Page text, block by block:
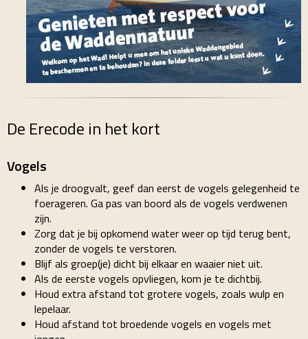
De Erecode in het kort
Vogels
Als je droogvalt, geef dan eerst de vogels gelegenheid te
foerageren. Ga pas van boord als de vogels verdwenen
zijn.
Zorg dat je bij opkomend water weer op tijd terug bent,
zonder de vogels te verstoren.
Blijf als groep(je) dicht bij elkaar en waaier niet uit.
Als de eerste vogels opvliegen, kom je te dichtbij.
Houd extra afstand tot grotere vogels, zoals wulp en
lepelaar.
Houd afstand tot broedende vogels en vogels met